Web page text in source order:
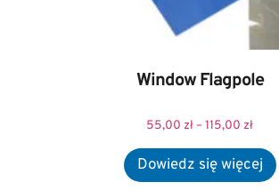
Window Flagpole
55,00 zł–115,00 zł